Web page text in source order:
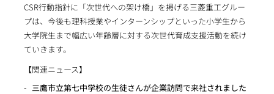
CSR行動指針に「次世代への架け橋」を掲げる三菱重工グルー
プは、今後も理科授業やインターンシップといった小学生から
大学院生まで幅広い年齢層に対する次世代育成支援活動を続け
ていきます。
【関連ニュース】
三鷹市立第七中学校の生徒さんが企業訪問で来社されました